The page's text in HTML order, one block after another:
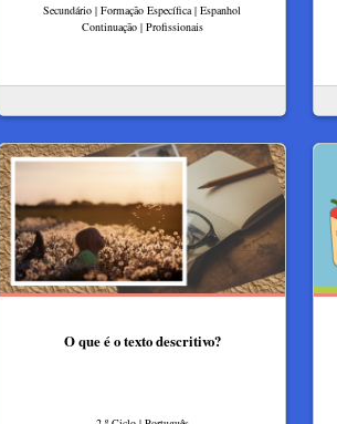
Secundário | Formação Específica | Espanhol
Continuação | Profissionais
O que é o texto descritivo?